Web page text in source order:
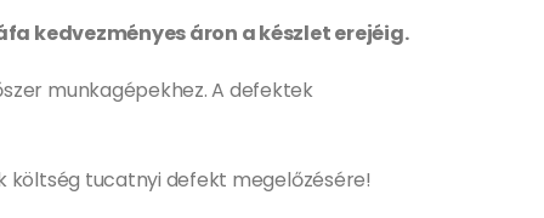
kedvezményes áron a készlet erejéig.
munkagépekhez. A defektek
költség tucatnyi defekt megelőzésére!